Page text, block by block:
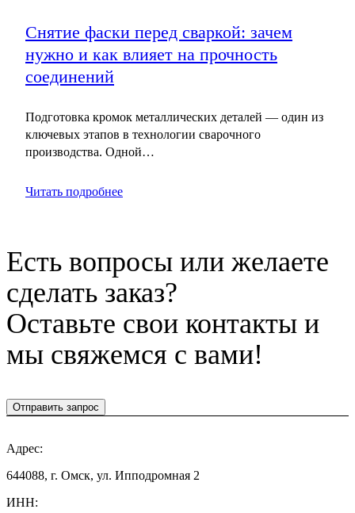
Снятие фаски перед сваркой: зачем
нужно и как влияет на прочность
соединений
Подготовка кромок металлических деталей — один из
ключевых этапов в технологии сварочного
производства. Одной…
Читать подробнее
Есть вопросы или желаете
сделать заказ?
Оставьте свои контакты и
мы свяжемся с вами!
Отправить запрос
Адрес:
644088, г. Омск, ул. Ипподромная 2
ИНН: